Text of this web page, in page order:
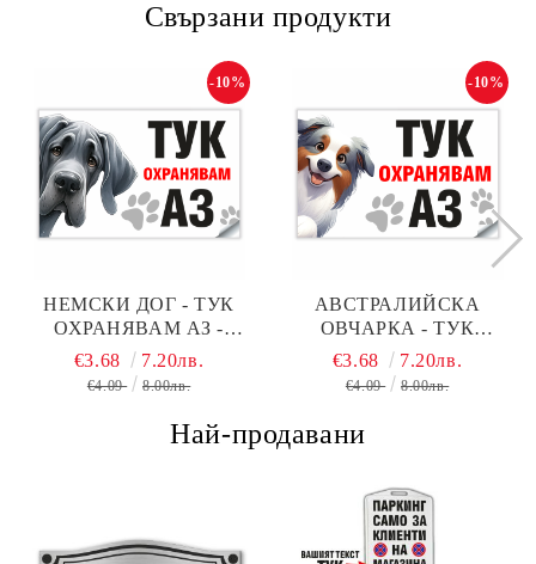
Свързани продукти
НЕМСКИ ДОГ - ТУК
ОХРАНЯВАМ АЗ -
СТИКЕР ИЛИ ТАБЕЛА
-10%
€3.68 7.20лв.
€4.09 8.00лв.
АВСТРАЛИЙСКА
ОВЧАРКА - ТУК
ОХРАНЯВАМ АЗ -
СТИКЕР ИЛИ ТАБЕЛА
-10%
€3.68 7.20лв.
€4.09 8.00лв.
Най-продавани